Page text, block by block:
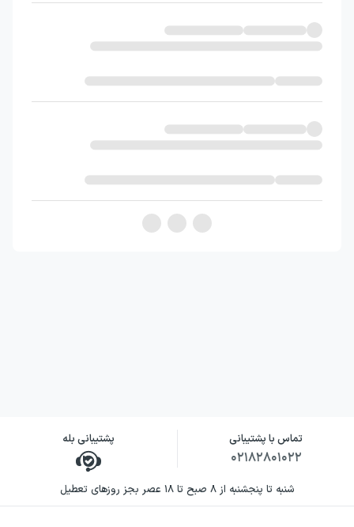
تماس با پشتیبانی
۰۲۱۸۲۸۰۱۰۲۲
پشتیبانی بله
شنبه تا پنجشنبه از ۸ صبح تا ۱۸ عصر بجز روزهای تعطیل